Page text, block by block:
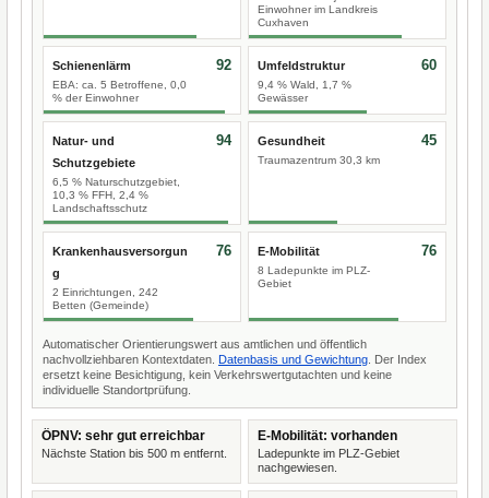
Einwohner im Landkreis
Cuxhaven
Schienenlärm
EBA: ca. 5 Betroffene, 0,0
% der Einwohner
92 Umfeldstruktur
9,4 % Wald, 1,7 %
Gewässer
60
Natur- und
Schutzgebiete
6,5 % Naturschutzgebiet,
10,3 % FFH, 2,4 %
Landschaftsschutz
94 Gesundheit
Traumazentrum 30,3 km
45
Krankenhausversorgun
g
2 Einrichtungen, 242
Betten (Gemeinde)
76 E-Mobilität
8 Ladepunkte im PLZ-
Gebiet
76
Automatischer Orientierungswert aus amtlichen und öffentlich
nachvollziehbaren Kontextdaten. Datenbasis und Gewichtung . Der Index
ersetzt keine Besichtigung, kein Verkehrswertgutachten und keine
individuelle Standortprüfung.
ÖPNV: sehr gut erreichbar
Nächste Station bis 500 m entfernt.
E-Mobilität: vorhanden
Ladepunkte im PLZ-Gebiet
nachgewiesen.